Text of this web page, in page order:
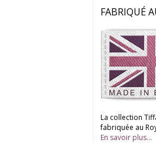
FABRIQUÉ
La collection
fabriquée au
En savoir plus...